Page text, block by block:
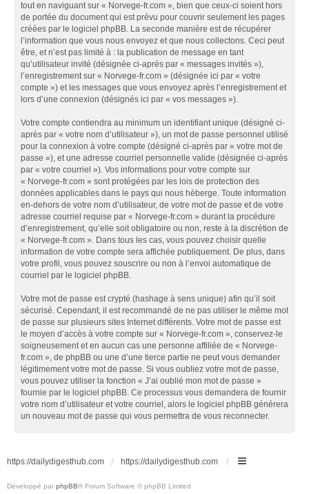
tout en naviguant sur « Norvege-fr.com », bien que ceux-ci soient hors
de portée du document qui est prévu pour couvrir seulement les pages
créées par le logiciel phpBB. La seconde manière est de récupérer
l’information que vous nous envoyez et que nous collectons. Ceci peut
être, et n’est pas limité à : la publication de message en tant
qu’utilisateur invité (désignée ci-après par « messages invités »),
l’enregistrement sur « Norvege-fr.com » (désignée ici par « votre
compte ») et les messages que vous envoyez après l’enregistrement et
lors d’une connexion (désignés ici par « vos messages »).
Votre compte contiendra au minimum un identifiant unique (désigné ci-
après par « votre nom d’utilisateur »), un mot de passe personnel utilisé
pour la connexion à votre compte (désigné ci-après par « votre mot de
passe »), et une adresse courriel personnelle valide (désignée ci-après
par « votre courriel »). Vos informations pour votre compte sur
« Norvege-fr.com » sont protégées par les lois de protection des
données applicables dans le pays qui nous héberge. Toute information
en-dehors de votre nom d’utilisateur, de votre mot de passe et de votre
adresse courriel requise par « Norvege-fr.com » durant la procédure
d’enregistrement, qu’elle soit obligatoire ou non, reste à la discrétion de
« Norvege-fr.com ». Dans tous les cas, vous pouvez choisir quelle
information de votre compte sera affichée publiquement. De plus, dans
votre profil, vous pouvez souscrire ou non à l’envoi automatique de
courriel par le logiciel phpBB.
Votre mot de passe est crypté (hashage à sens unique) afin qu’il soit
sécurisé. Cependant, il est recommandé de ne pas utiliser le même mot
de passe sur plusieurs sites Internet différents. Votre mot de passe est
le moyen d’accès à votre compte sur « Norvege-fr.com », conservez-le
soigneusement et en aucun cas une personne affiliée de « Norvege-
fr.com », de phpBB ou une d’une tierce partie ne peut vous demander
légitimement votre mot de passe. Si vous oubliez votre mot de passe,
vous pouvez utiliser la fonction « J’ai oublié mon mot de passe »
fournie par le logiciel phpBB. Ce processus vous demandera de fournir
votre nom d’utilisateur et votre courriel, alors le logiciel phpBB générera
un nouveau mot de passe qui vous permettra de vous reconnecter.
https://dailydigesthub.com https://dailydigesthub.com
Développé par phpBB® Forum Software © phpBB Limited